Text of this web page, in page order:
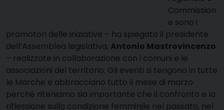
Commission
e sono i
promotori delle iniziative – ha spiegato il presidente
dell’Assemblea legislativa, Antonio Mastrovincenzo
– realizzate in collaborazione con i comuni e le
associazioni del territorio. Gli eventi si tengono in tutte
le Marche e abbracciano tutto il mese di marzo
perché riteniamo sia importante che il confronto e la
riflessione sulla condizione femminile nel passato, nel